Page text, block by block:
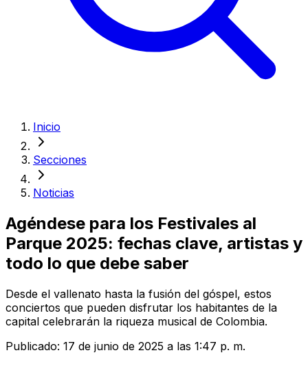
Inicio
Secciones
Noticias
Agéndese para los Festivales al
Parque 2025: fechas clave, artistas y
todo lo que debe saber
Desde el vallenato hasta la fusión del góspel, estos
conciertos que pueden disfrutar los habitantes de la
capital celebrarán la riqueza musical de Colombia.
Publicado: 17 de junio de 2025 a las 1:47 p. m.